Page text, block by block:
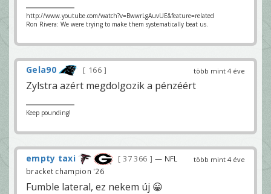
http://www.youtube.com/watch?v=BwwrLgAuvUE&feature=related
Ron Rivera: We were trying to make them systematically beat us.
több mint 4 éve
Gela90 166
Zylstra azért megdolgozik a pénzéért
Keep pounding!
több mint 4 éve
empty taxi 37 366
— NFL
bracket champion '26
Fumble lateral, ez nekem új 😀